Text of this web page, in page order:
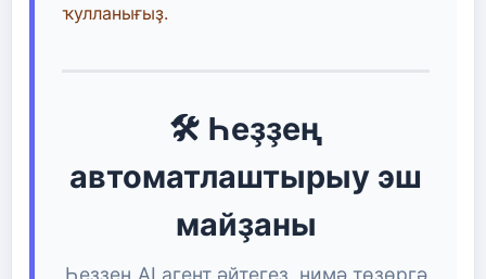
ҡулланығыҙ.
🛠️ Һеҙҙең
автоматлаштырыу эш
майҙаны
Һеҙҙең AI агент әйтегеҙ, нимә төҙөргә